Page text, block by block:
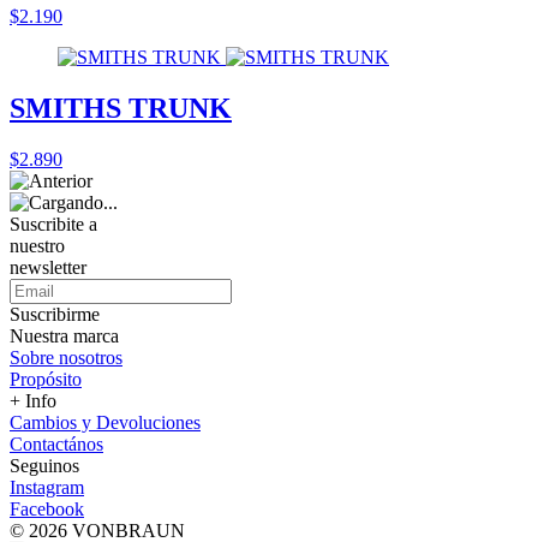
$2.190
SMITHS TRUNK
$2.890
Suscribite a
nuestro
newsletter
Suscribirme
Nuestra marca
Sobre nosotros
Propósito
+ Info
Cambios y Devoluciones
Contactános
Seguinos
Instagram
Facebook
© 2026 VONBRAUN